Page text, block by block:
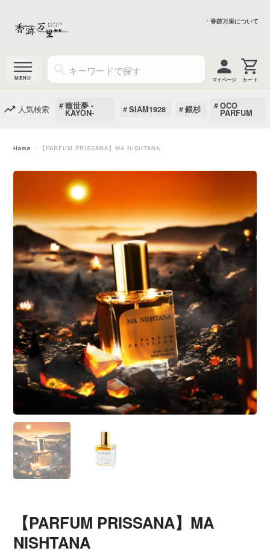
香跡万里について
マイページ
人気検索 馥世夢 -
KAYON- SIAM1928 銀杉 OCO
PARFUM
Home 【PARFUM PRISSANA】MA NISHTANA
【PARFUM PRISSANA】MA
NISHTANA